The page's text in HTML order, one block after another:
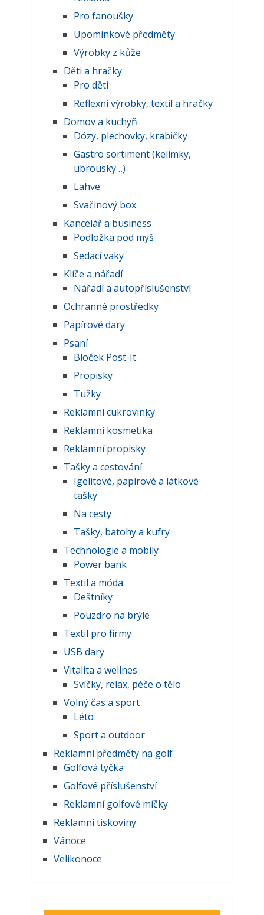
Pro fanoušky
Upomínkové předměty
Výrobky z kůže
Děti a hračky
Pro děti
Reflexní výrobky, textil a hračky
Domov a kuchyň
Dózy, plechovky, krabičky
Gastro sortiment (kelímky,
ubrousky…)
Lahve
Svačinový box
Kancelář a business
Podložka pod myš
Sedací vaky
Klíče a nářadí
Nářadí a autopříslušenství
Ochranné prostředky
Papírové dary
Psaní
Bloček Post-It
Propisky
Tužky
Reklamní cukrovinky
Reklamní kosmetika
Reklamní propisky
Tašky a cestování
Igelitové, papírové a látkové
tašky
Na cesty
Tašky, batohy a kufry
Technologie a mobily
Power bank
Textil a móda
Deštníky
Pouzdro na brýle
Textil pro firmy
USB dary
Vitalita a wellnes
Svíčky, relax, péče o tělo
Volný čas a sport
Léto
Sport a outdoor
Reklamní předměty na golf
Golfová tyčka
Golfové příslušenství
Reklamní golfové míčky
Reklamní tiskoviny
Vánoce
Velikonoce